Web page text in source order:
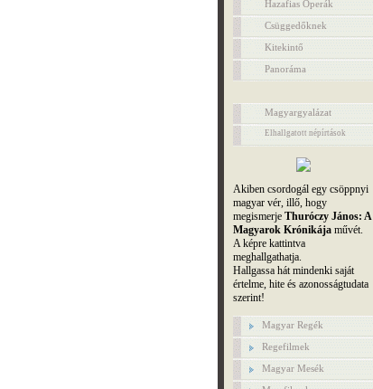
Hazafias Operák
Csüggedőknek
Kitekintő
Panoráma
Magyargyalázat
Elhallgatott népírtások
Akiben csordogál egy csöppnyi
magyar vér, illő, hogy
megismerje Thuróczy János: A
Magyarok Krónikájaművét.
A képre kattintva
meghallgathatja.
Hallgassa hát mindenki saját
értelme, hite és azonosságtudata
szerint!
Magyar Regék
Regefilmek
Magyar Mesék